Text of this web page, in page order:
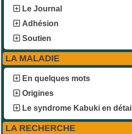
Le Journal
Adhésion
Soutien
LA MALADIE
En quelques mots
Origines
Le syndrome Kabuki en détail
LA RECHERCHE